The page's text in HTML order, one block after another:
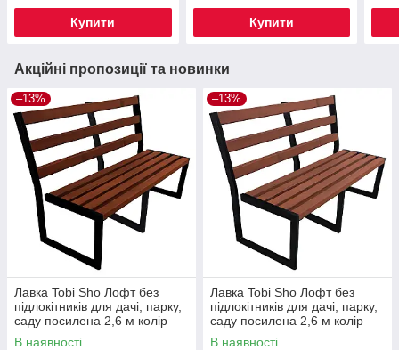
Купити Купити
Акційні пропозиції та новинки
–13%
Лавка Tobi Sho Лофт без
підлокітників для дачі, парку,
саду посилена 2,6 м колір
каштан
В наявності
–13%
Лавка Tobi Sho Лофт без
підлокітників для дачі, парку,
саду посилена 2,6 м колір
черешня
В наявності